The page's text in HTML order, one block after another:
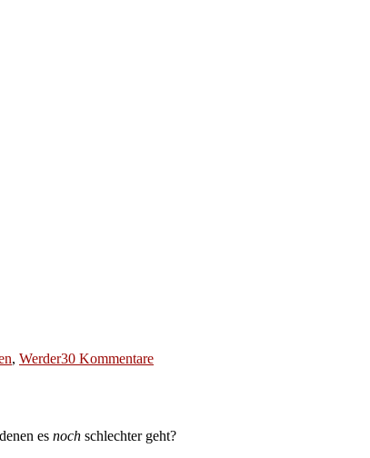
, Werder30 Kommentarezu
Dich
es noch schlechter geht?